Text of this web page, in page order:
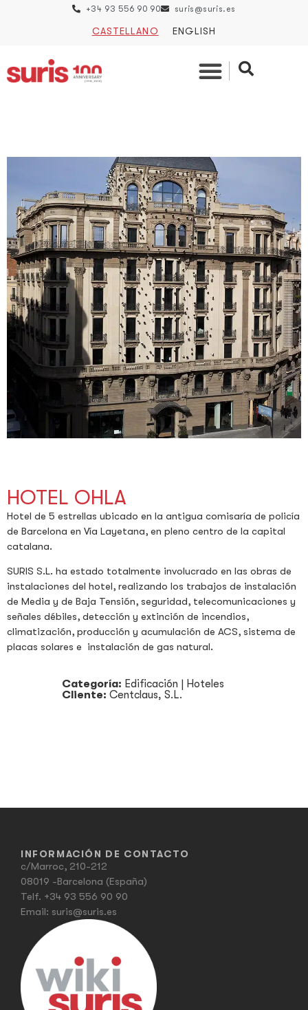
+34 93 556 90 90 suris@suris.es
CASTELLANO ENGLISH
HOTEL OHLA
Hotel de 5 estrellas ubicado en la antigua comisaría de policía
de Barcelona en Vía Layetana, en pleno centro de la capital
catalana.
SURIS S.L. ha estado totalmente involucrado en las obras de
instalaciones del hotel, realizando los trabajos de instalación
de Media y de Baja Tensión, seguridad, telecomunicaciones y
señales débiles, detección y extinción de incendios,
climatización, producción y acumulación de ACS, sistema de
placas solares e instalación de gas natural.
Categoría: Edificación | Hoteles
Cliente: Centclaus, S.L.
INFORMACIÓN DE CONTACTO
c/Marroc, 210-212
08019 -Barcelona (España)
Telf. +34 93 556 90 90
Email: suris@suris.es